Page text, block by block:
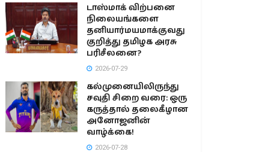
டாஸ்மாக் விற்பனை
நிலையங்களை
தனியார்மயமாக்குவது
குறித்து தமிழக அரசு
பரிசீலனை?
2026-07-29
கல்முனையிலிருந்து
சவுதி சிறை வரை: ஒரு
கருத்தால் தலைகீழான
அனோஜனின்
வாழ்க்கை!
2026-07-28